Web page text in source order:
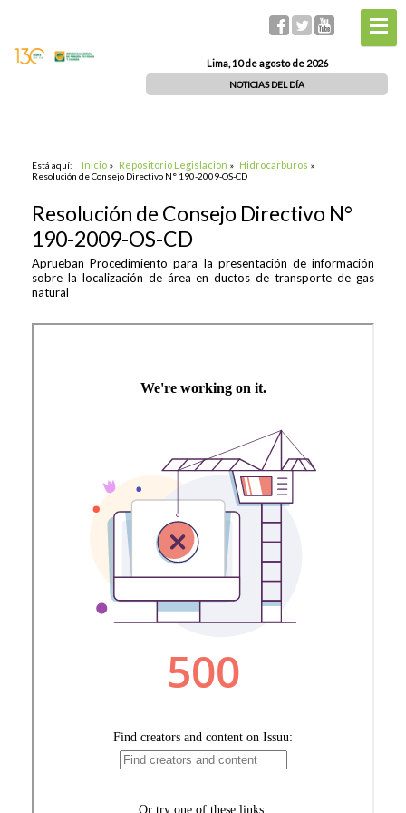
Lima, 10 de agosto de 2026
NOTICIAS DEL DÍA
Está aquí: Inicio » Repositorio Legislación » Hidrocarburos »
Resolución de Consejo Directivo N° 190-2009-OS-CD
Resolución de Consejo Directivo N°
190-2009-OS-CD
Aprueban Procedimiento para la presentación de información
sobre la localización de área en ductos de transporte de gas
natural